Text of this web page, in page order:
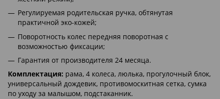
Регулируемая родительская ручка, обтянутая
практичной эко-кожей;
Поворотность колес передняя поворотная с
возможностью фиксации;
Гарантия от производителя 24 месяца.
Комплектация: рама, 4 колеса, люлька, прогулочный блок,
универсальный дождевик, противомоскитная сетка, сумка
по уходу за малышом, подстаканник.